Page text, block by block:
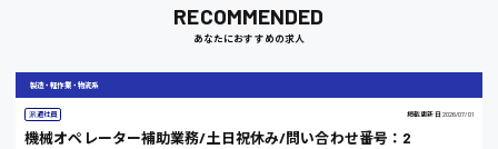
大阪府
RECOMMENDED
あなたにおすすめの求人
製造・軽作業・物流系
派遣社員 掲載更新日 2026/07/01
機械オペレーター補助業務/土日祝休み/問い合わせ番号：2